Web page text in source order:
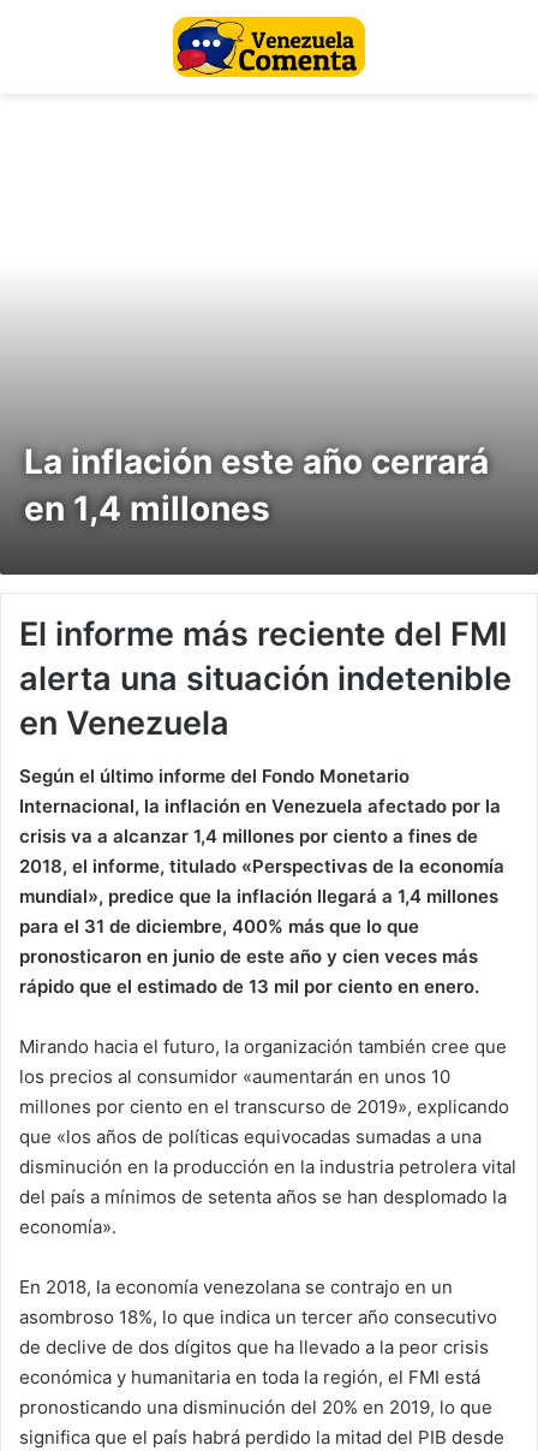
La inflación este año cerrará
en 1,4 millones
El informe más reciente del FMI
alerta una situación indetenible
en Venezuela
Según el último informe del Fondo Monetario
Internacional, la inflación en Venezuela afectado por la
crisis va a alcanzar 1,4 millones por ciento a fines de
2018, el informe, titulado «Perspectivas de la economía
mundial», predice que la inflación llegará a 1,4 millones
para el 31 de diciembre, 400% más que lo que
pronosticaron en junio de este año y cien veces más
rápido que el estimado de 13 mil por ciento en enero.
Mirando hacia el futuro, la organización también cree que
los precios al consumidor «aumentarán en unos 10
millones por ciento en el transcurso de 2019», explicando
que «los años de políticas equivocadas sumadas a una
disminución en la producción en la industria petrolera vital
del país a mínimos de setenta años se han desplomado la
economía».
En 2018, la economía venezolana se contrajo en un
asombroso 18%, lo que indica un tercer año consecutivo
de declive de dos dígitos que ha llevado a la peor crisis
económica y humanitaria en toda la región, el FMI está
pronosticando una disminución del 20% en 2019, lo que
significa que el país habrá perdido la mitad del PIB desde